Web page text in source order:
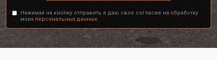
Нажимая на кнопку отправить я даю свое согласие на обработку
моих персональных данных.